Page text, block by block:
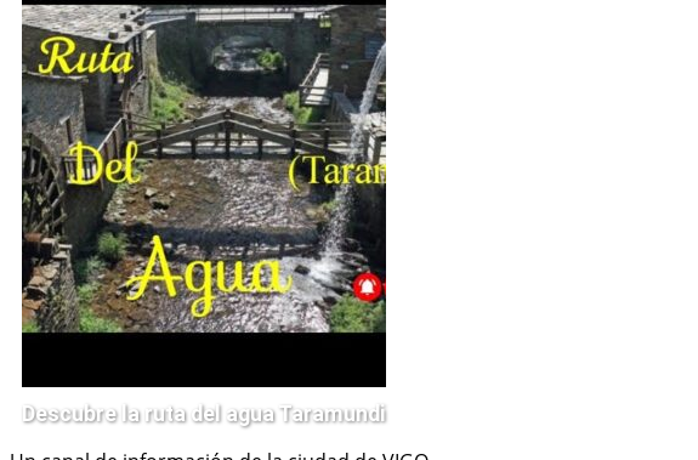
Descubre la ruta del agua Taramundi